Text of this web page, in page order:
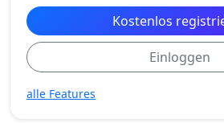
Kostenlos
Einloggen
alle Features